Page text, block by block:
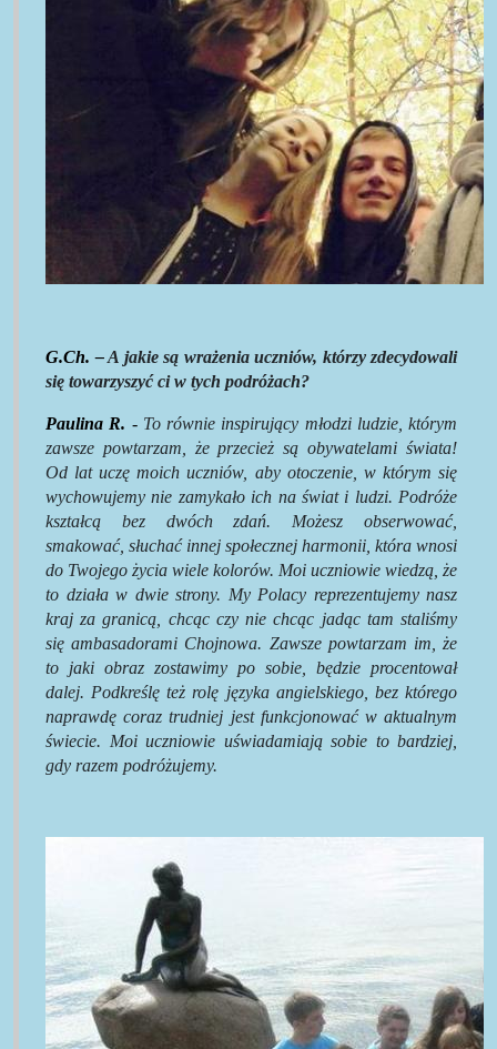
G.Ch. –A jakie są wrażenia uczniów, którzy zdecydowali
się towarzyszyć ci w tych podróżach?
Paulina R. - To równie inspirujący młodzi ludzie, którym
zawsze powtarzam, że przecież są obywatelami świata!
Od lat uczę moich uczniów, aby otoczenie, w którym się
wychowujemy nie zamykało ich na świat i ludzi. Podróże
kształcą bez dwóch zdań. Możesz obserwować,
smakować, słuchać innej społecznej harmonii, która wnosi
do Twojego życia wiele kolorów. Moi uczniowie wiedzą, że
to działa w dwie strony. My Polacy reprezentujemy nasz
kraj za granicą, chcąc czy nie chcąc jadąc tam staliśmy
się ambasadorami Chojnowa. Zawsze powtarzam im, że
to jaki obraz zostawimy po sobie, będzie procentował
dalej. Podkreślę też rolę języka angielskiego, bez którego
naprawdę coraz trudniej jest funkcjonować w aktualnym
świecie. Moi uczniowie uświadamiają sobie to bardziej,
gdy razem podróżujemy.